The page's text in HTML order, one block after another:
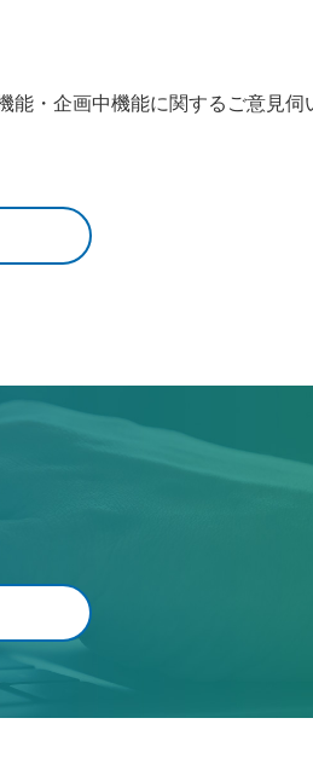
能・企画中機能に関するご意見伺